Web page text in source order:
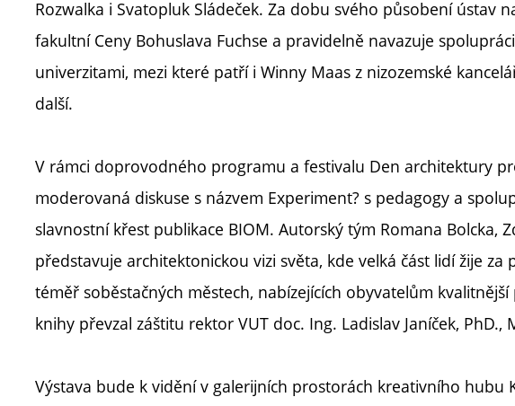
Rozwalka i Svatopluk Sládeček. Za dobu svého působení ústav
fakultní Ceny Bohuslava Fuchse a pravidelně navazuje
univerzitami, mezi které patří i Winny Maas z nizozemské
další.
V rámci doprovodného programu a festivalu Den architektury
moderovaná diskuse s názvem Experiment? s pedagogy a
slavnostní křest publikace BIOM. Autorský tým Romana Bolcka,
představuje architektonickou vizi světa, kde velká část lidí žije za
téměř soběstačných městech, nabízejících obyvatelům
knihy převzal záštitu rektor VUT doc. Ing. Ladislav Janíček, PhD.,
Výstava bude k vidění v galerijních prostorách kreativního hubu